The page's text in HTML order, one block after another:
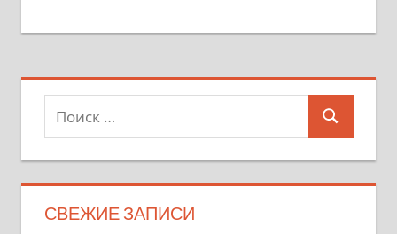
Поиск
для:
Поиск
СВЕЖИЕ ЗАПИСИ